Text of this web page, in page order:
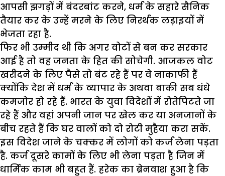
आपसी झगड़ों में बंदरबांट करने, धर्म के सहारे सैनिक
तैयार कर के उन्हें मरने के लिए निरर्थक लड़ाइयों में
भेजता रहा है.
फिर भी उम्मीद थी कि अगर वोटों से बन कर सरकार
आई है तो वह जनता के हित की सोचेगी. आजकल वोट
खरीदने के लिए पैसे तो बंट रहे हैं पर वे नाकाफी हैं
क्योंकि देश में धर्म के व्यापार के अथवा बाकी सब धंधे
कमजोर हो रहे हैं. भारत के युवा विदेशों में रोतेपिटते जा
रहे हैं और वहां अपनी जान पर खेल कर या अनजानों के
बीच रहते हैं कि घर वालों को दो रोटी मुहैया करा सकें.
इस विदेश जाने के चक्कर में लोगों को कर्ज लेना पड़ता
है. कर्ज दूसरे कामों के लिए भी लेना पड़ता है जिन में
धार्मिक काम भी बहुत हैं. हरेक का ब्रेनवाश हुआ है कि